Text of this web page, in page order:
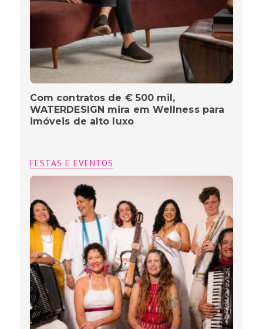
Com contratos de € 500 mil,
WATERDESIGN mira em Wellness para
imóveis de alto luxo
FESTAS E EVENTOS